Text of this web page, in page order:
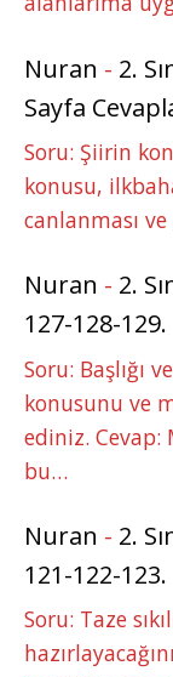
Nuran - 2.
Sayfa
Soru: Şiirin
konusu,
canlanması
Nuran - 2.
127-128-
Soru: Başlığı
konusunu ve
ediniz.
bu…
Nuran - 2.
121-122-
Soru: Taze